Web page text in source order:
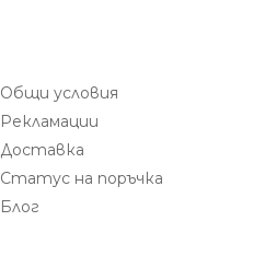
Общи условия
Рекламации
Доставка
Статус на поръчка
Блог